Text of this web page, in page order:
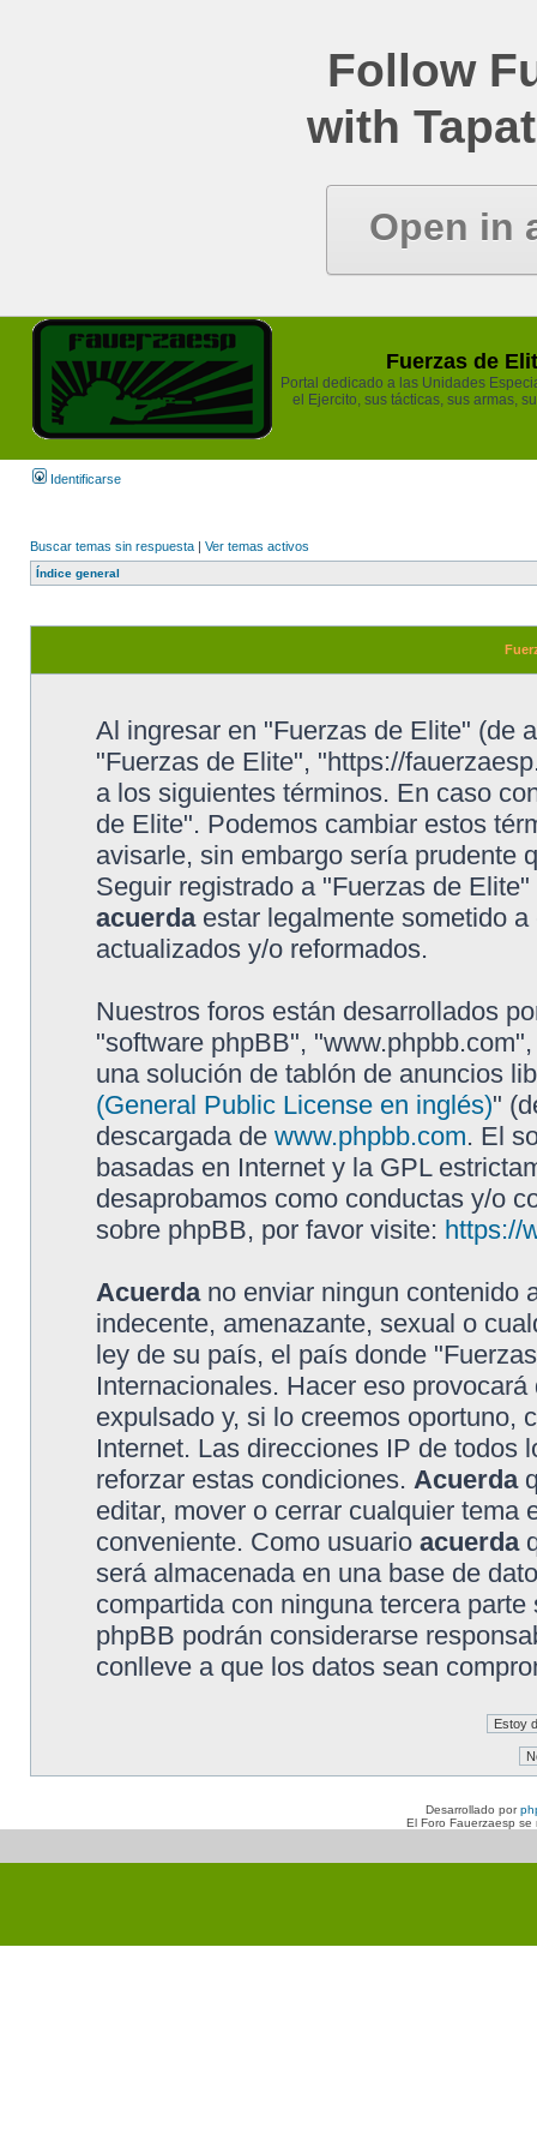
Follow
with
Open in
Fuerzas de
Portal dedicado a las Unidades
el Ejercito, sus tácticas, sus armas,
Identificarse
Buscar temas sin respuesta | Ver temas activos
Índice general
Al ingresar en "Fuerzas de Elite" (de
"Fuerzas de Elite", "https://
a los siguientes términos. En caso
de Elite". Podemos cambiar estos
avisarle, sin embargo sería prudente
Seguir registrado a "Fuerzas de
acuerdaestar legalmente sometido
actualizados y/o reformados.
Nuestros foros están desarrollados
"software phpBB",
una solución de tablón de anuncios
(General Public License en inglés)"
descargada de www.phpbb.com. El
basadas en Internet y la GPL
desaprobamos como conductas y/o
sobre phpBB, por favor visite: https://
Acuerdano enviar ningun contenido
indecente, amenazante, sexual o
ley de su país, el país donde
Internacionales. Hacer eso
expulsado y, si lo creemos oportuno,
Internet. Las direcciones IP de todos
reforzar estas condiciones. Acuerda
editar, mover o cerrar cualquier tema
conveniente. Como usuario acuerda
será almacenada en una base de
compartida con ninguna tercera
phpBB podrán considerarse
conlleve a que los datos sean
Desarrollado por
El Foro Fauerzaesp